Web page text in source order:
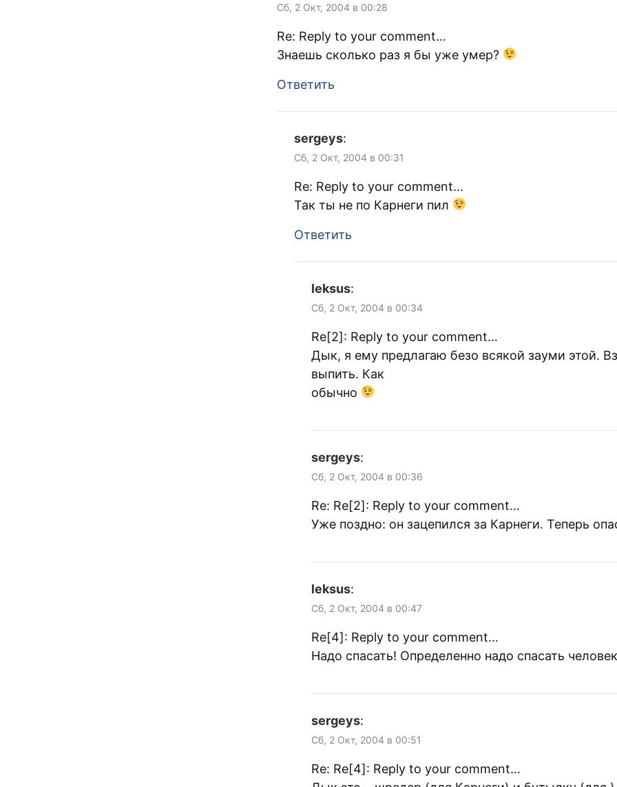
Сб, 2 Окт, 2004 в 00:28
Re: Reply to your comment…
Знаешь сколько раз я бы уже умер?
Ответить
sergeys:
Сб, 2 Окт, 2004 в 00:31
Re: Reply to your comment…
Так ты не по Карнеги пил
Ответить
leksus:
Сб, 2 Окт, 2004 в 00:34
Re[2]: Reply to your comment…
Дык, я ему предлагаю безо всякой зауми этой.
выпить. Как
обычно
sergeys:
Сб, 2 Окт, 2004 в 00:36
Re: Re[2]: Reply to your comment…
Уже поздно: он зацепился за Карнеги. Теперь
leksus:
Сб, 2 Окт, 2004 в 00:47
Re[4]: Reply to your comment…
Надо спасать! Определенно надо спасать
sergeys:
Сб, 2 Окт, 2004 в 00:51
Re: Re[4]: Reply to your comment…